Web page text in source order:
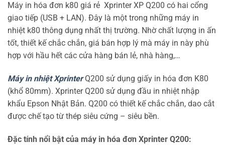
Máy in hóa đơn k80 giá rẻ Xprinter XP Q200 có hai cổng
giao tiếp (USB + LAN). Đây là một trong những máy in
nhiệt k80 thông dụng nhất thị trường. Nhờ chất lượng in ấn
tốt, thiết kế chắc chắn, giá bán hợp lý mà máy in này phù
hợp với hầu hết các cửa hàng bán lẻ, nhà hàng,…
Máy in nhiệt XprinterQ200 sử dụng giấy in hóa đơn K80
(khổ 80mm). Xprinter Q200 sử dụng đầu in nhiệt nhập
khẩu Epson Nhật Bản. Q200 có thiết kế chắc chắn, dao cắt
được chế tạo từ thép siêu cứng – siêu bền.
Đặc tính nổi bật của máy in hóa đơn Xprinter Q200: